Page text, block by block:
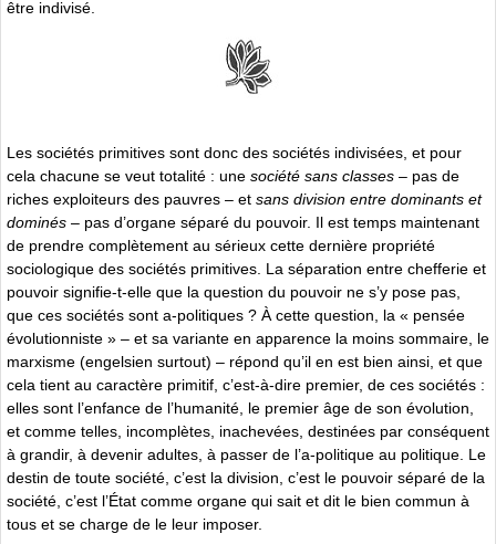
être indivisé.
Les sociétés primitives sont donc des sociétés indivisées, et pour
cela chacune se veut totalité : une société sans classes – pas de
riches exploiteurs des pauvres – et sans division entre dominants et
dominés – pas d’organe séparé du pouvoir. Il est temps maintenant
de prendre complètement au sérieux cette dernière propriété
sociologique des sociétés primitives. La séparation entre chefferie et
pouvoir signifie-t-elle que la question du pouvoir ne s’y pose pas,
que ces sociétés sont a-politiques ? À cette question, la « pensée
évolutionniste » – et sa variante en apparence la moins sommaire, le
marxisme (engelsien surtout) – répond qu’il en est bien ainsi, et que
cela tient au caractère primitif, c’est-à-dire premier, de ces sociétés :
elles sont l’enfance de l’humanité, le premier âge de son évolution,
et comme telles, incomplètes, inachevées, destinées par conséquent
à grandir, à devenir adultes, à passer de l’a-politique au politique. Le
destin de toute société, c’est la division, c’est le pouvoir séparé de la
société, c’est l’État comme organe qui sait et dit le bien commun à
tous et se charge de le leur imposer.